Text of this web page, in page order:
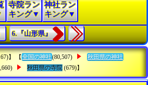
寺院ラン
キング▼
神社ラン
キング▼
6.『山形県』
】 【 全国の神社(80,507)
秋田県の神社
秋田県の寺院 (679)】